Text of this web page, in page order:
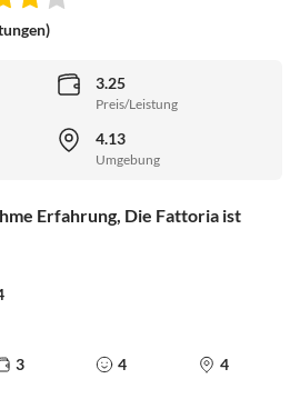
3.25
Preis/Leistung
4.13
Umgebung
Erfahrung, Die Fattoria ist
3 4 4